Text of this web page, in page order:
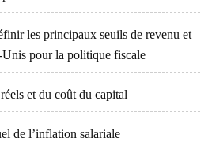
les principaux seuils de revenu et
pour la politique fiscale
et du coût du capital
de l’inflation salariale